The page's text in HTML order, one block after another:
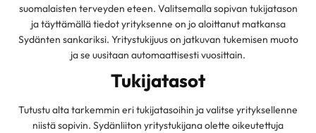
suomalaisten terveyden eteen. Valitsemalla sopivan tukijatason
ja täyttämällä tiedot yrityksenne on jo aloittanut matkansa
Sydänten sankariksi. Yritystukijuus on jatkuvan tukemisen muoto
ja se uusitaan automaattisesti vuosittain.
Tukijatasot
Tutustu alta tarkemmin eri tukijatasoihin ja valitse yrityksellenne
niistä sopivin. Sydänliiton yritystukijana olette oikeutettuja